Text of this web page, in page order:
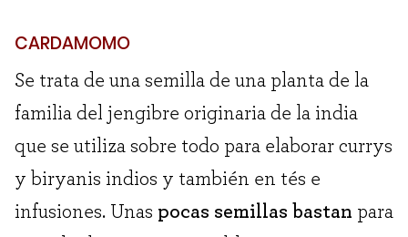
CARDAMOMO
Se trata de una semilla de una planta de la
familia del jengibre originaria de la india
que se utiliza sobre todo para elaborar currys
y biryanis indios y también en tés e
infusiones. Unas pocas semillas bastan para